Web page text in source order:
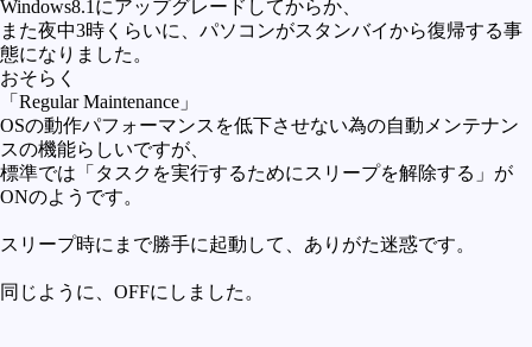
Windows8.1にアップグレードしてからか、
また夜中3時くらいに、パソコンがスタンバイから復帰する事
態になりました。
おそらく
「Regular Maintenance」
OSの動作パフォーマンスを低下させない為の自動メンテナン
スの機能らしいですが、
標準では「タスクを実行するためにスリープを解除する」が
ONのようです。
スリープ時にまで勝手に起動して、ありがた迷惑です。
同じように、OFFにしました。